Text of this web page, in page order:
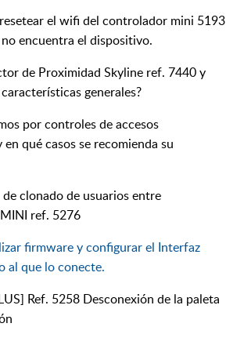
el wifi del controlador mini 5193
encuentra el dispositivo.
de Proximidad Skyline ref. 7440 y
generales?
por controles de accesos
qué casos se recomienda su
clonado de usuarios entre
ref. 5276
firmware y configurar el Interfaz
al que lo conecte.
Ref. 5258 Desconexión de la paleta